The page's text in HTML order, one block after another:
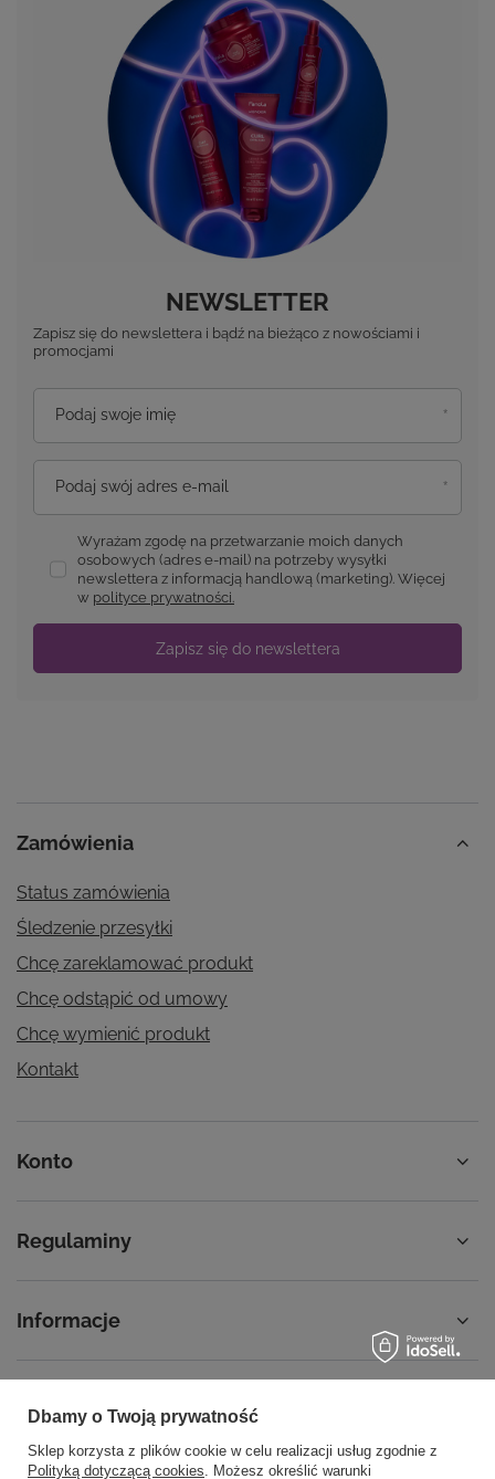
NEWSLETTER
Zapisz się do newslettera i bądź na bieżąco z nowościami i
promocjami
Podaj swoje imię
Podaj swój adres e-mail
Wyrażam zgodę na przetwarzanie moich danych
osobowych (adres e-mail) na potrzeby wysyłki
newslettera z informacją handlową (marketing). Więcej
w polityce prywatności.
Zapisz się do newslettera
Zamówienia
Status zamówienia
Śledzenie przesyłki
Chcę zareklamować produkt
Chcę odstąpić od umowy
Chcę wymienić produkt
Kontakt
Konto
Regulaminy
Informacje
58 762 91 40
Poniedziałek - Piątek / 8:00 - 15:30
sklep@noyellow.pl
Dbamy o Twoją prywatność
Sklep korzysta z plików cookie w celu realizacji usług zgodnie z
Polityką dotyczącą cookies. Możesz określić warunki